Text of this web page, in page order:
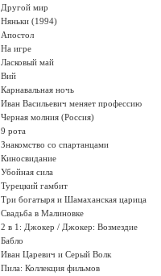
Другой мир
Няньки (1994)
Апостол
На игре
Ласковый май
Вий
Карнавальная ночь
Иван Васильевич меняет профессию
Черная молния (Россия)
9 рота
Знакомство со спартанцами
Киносвидание
Убойная сила
Турецкий гамбит
Три богатыря и Шамаханская царица
Свадьба в Малиновке
2 в 1: Джокер / Джокер: Возмездие
Бабло
Иван Царевич и Серый Волк
Пила: Коллекция фильмов